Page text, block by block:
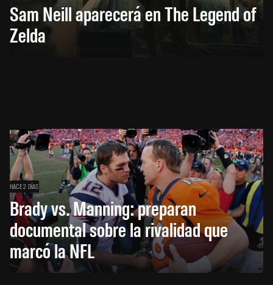
Sam Neill aparecerá en The Legend of
Zelda
HACE 2 DÍAS
Brady vs. Manning: preparan
documental sobre la rivalidad que
marcó la NFL